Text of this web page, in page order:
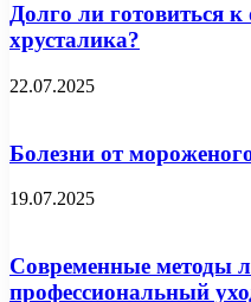
Долго ли готовиться
хрусталика?
22.07.2025
Болезни от
19.07.2025
Современные методы
профессиональный